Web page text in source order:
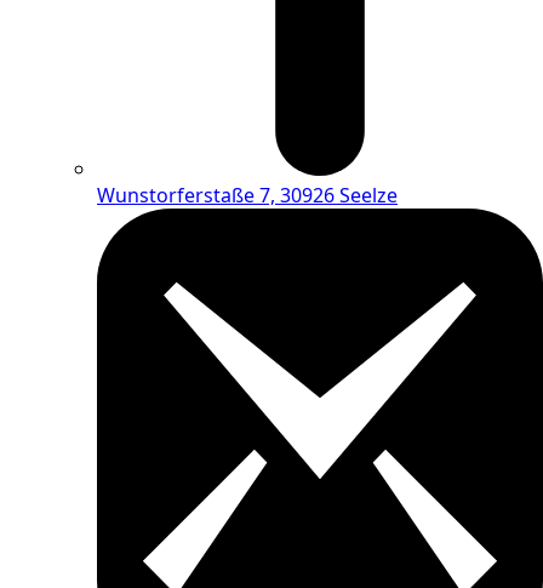
Wunstorferstaße 7, 30926 Seelze